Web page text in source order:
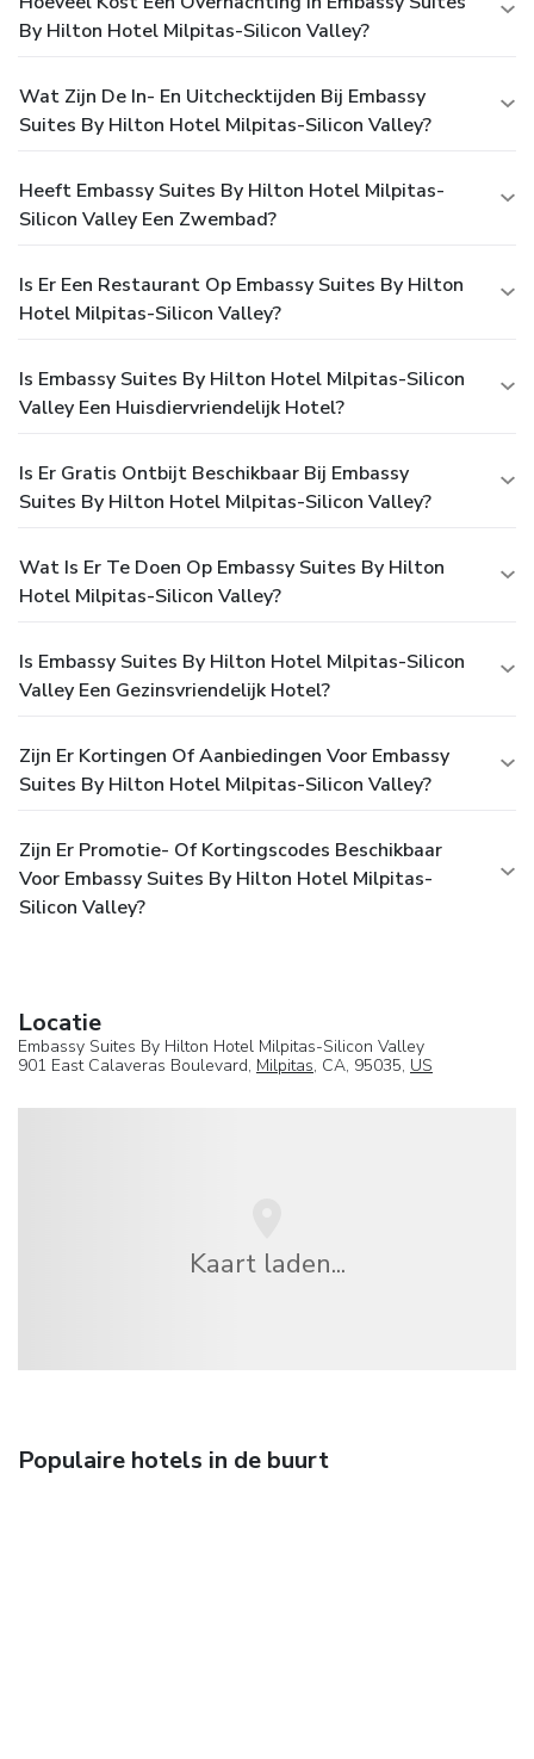
By Hilton Hotel Milpitas-Silicon Valley?
Wat Zijn De In- En Uitchecktijden Bij Embassy
Suites By Hilton Hotel Milpitas-Silicon Valley?
Heeft Embassy Suites By Hilton Hotel Milpitas-
Silicon Valley Een Zwembad?
Is Er Een Restaurant Op Embassy Suites By Hilton
Hotel Milpitas-Silicon Valley?
Is Embassy Suites By Hilton Hotel Milpitas-Silicon
Valley Een Huisdiervriendelijk Hotel?
Is Er Gratis Ontbijt Beschikbaar Bij Embassy
Suites By Hilton Hotel Milpitas-Silicon Valley?
Wat Is Er Te Doen Op Embassy Suites By Hilton
Hotel Milpitas-Silicon Valley?
Is Embassy Suites By Hilton Hotel Milpitas-Silicon
Valley Een Gezinsvriendelijk Hotel?
Zijn Er Kortingen Of Aanbiedingen Voor Embassy
Suites By Hilton Hotel Milpitas-Silicon Valley?
Zijn Er Promotie- Of Kortingscodes Beschikbaar
Voor Embassy Suites By Hilton Hotel Milpitas-
Silicon Valley?
Locatie
Embassy Suites By Hilton Hotel Milpitas-Silicon Valley
901 East Calaveras Boulevard, Milpitas, CA, 95035, US
Kaart laden...
Populaire hotels in de buurt